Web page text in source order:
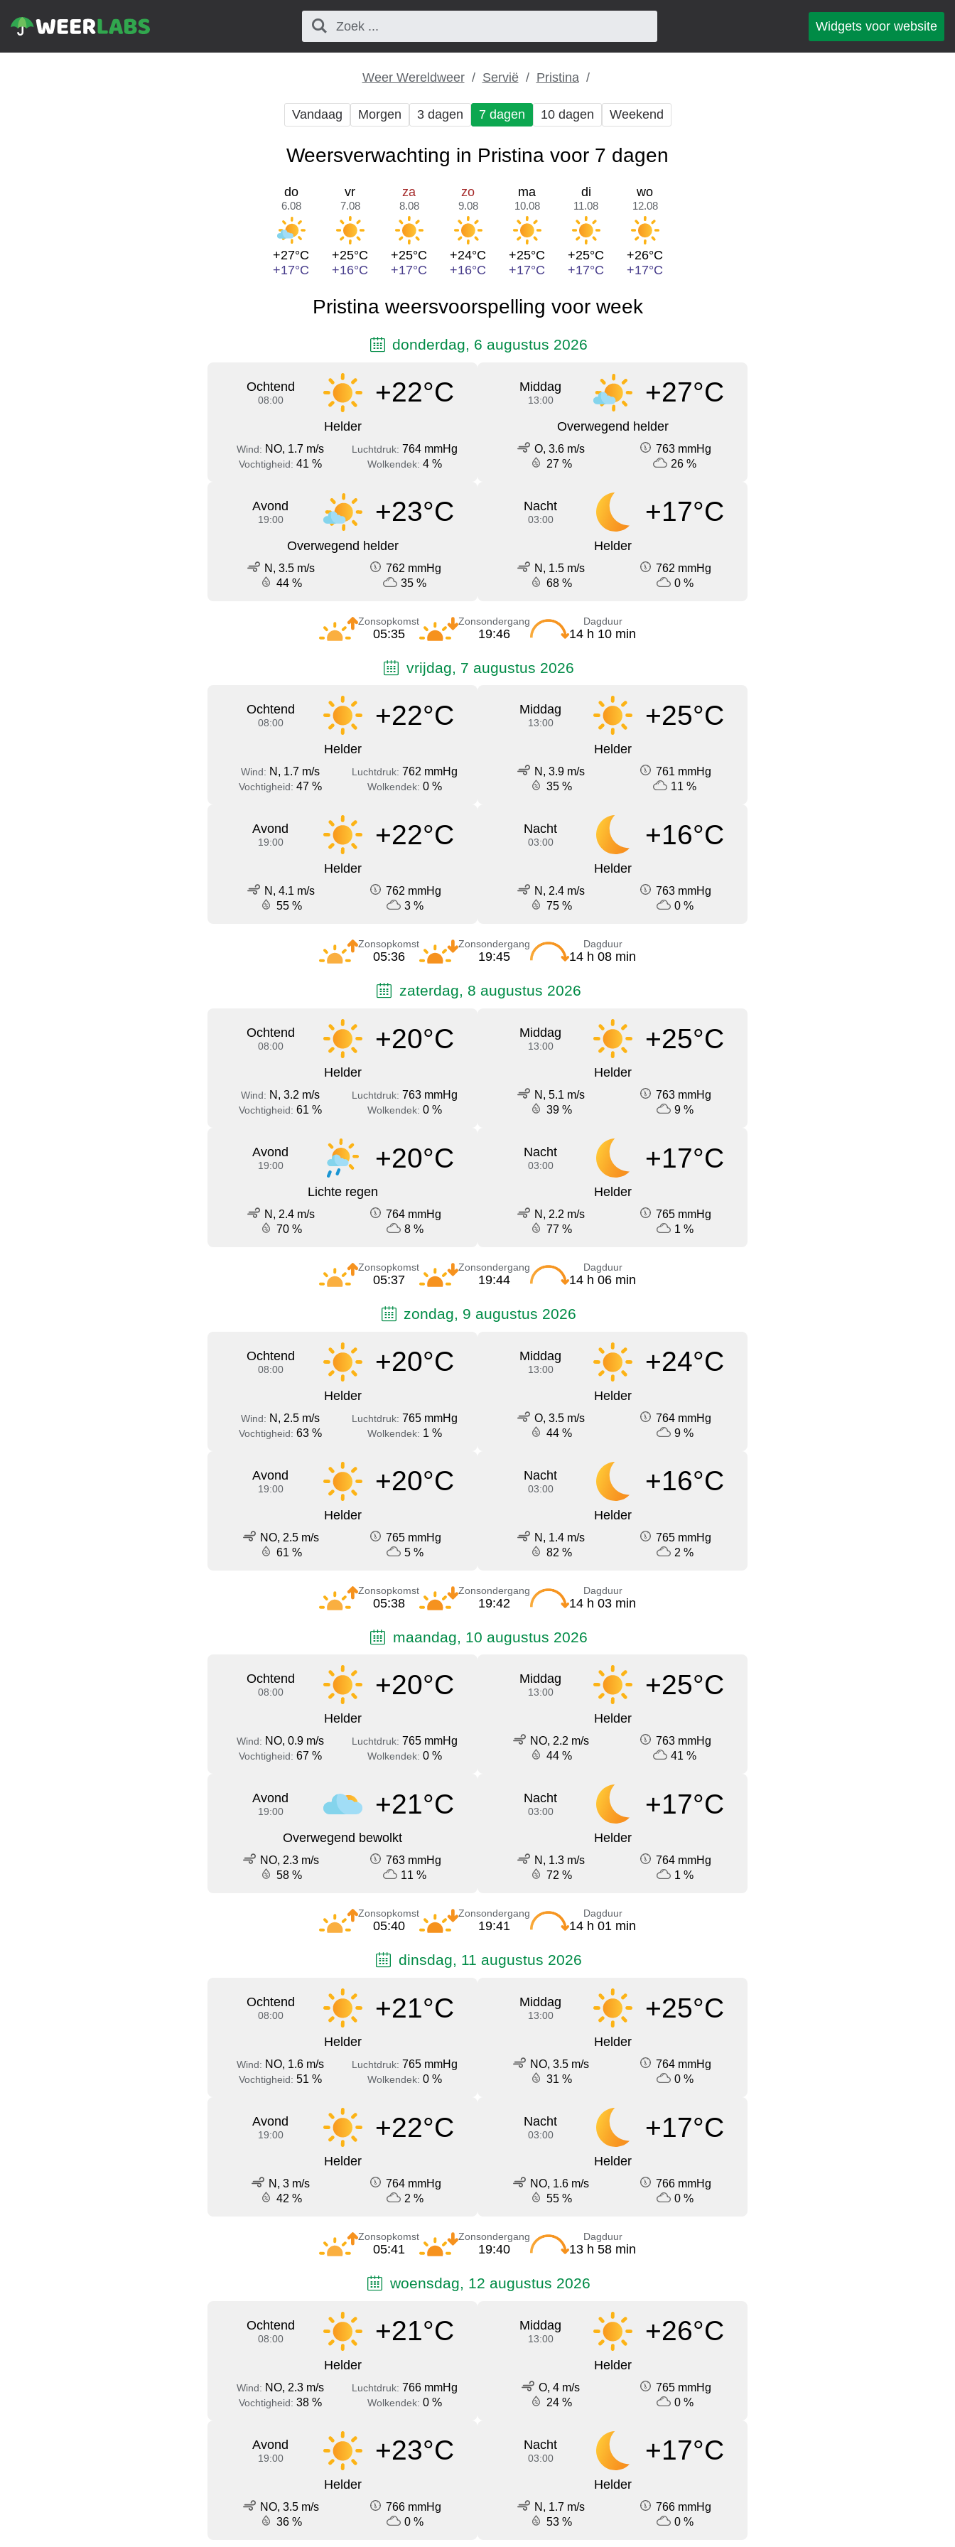
Widgets voor website
Weer Wereldweer Servië Pristina
Vandaag Morgen 3 dagen 7 dagen 10 dagen Weekend
Weersverwachting in Pristina voor 7 dagen
do
6.08
+27°C
+17°C
vr
7.08
+25°C
+16°C
za
8.08
+25°C
+17°C
zo
9.08
+24°C
+16°C
ma
10.08
+25°C
+17°C
di
11.08
+25°C
+17°C
wo
12.08
+26°C
+17°C
Pristina weersvoorspelling voor week
donderdag, 6 augustus 2026
Ochtend
08:00 +22°C
Helder
Wind: NO, 1.7 m/s Luchtdruk: 764 mmHg
Vochtigheid: 41 % Wolkendek: 4 %
Middag
13:00 +27°C
Overwegend helder
O, 3.6 m/s
763 mmHg
27 %
26 %
Avond
19:00 +23°C
Overwegend helder
N, 3.5 m/s
762 mmHg
44 %
35 %
Nacht
03:00 +17°C
Helder
N, 1.5 m/s
762 mmHg
68 %
0 %
Zonsopkomst
05:35
Zonsondergang
19:46
Dagduur
14 h 10 min
vrijdag, 7 augustus 2026
Ochtend
08:00 +22°C
Helder
Wind: N, 1.7 m/s Luchtdruk: 762 mmHg
Vochtigheid: 47 % Wolkendek: 0 %
Middag
13:00 +25°C
Helder
N, 3.9 m/s
761 mmHg
35 %
11 %
Avond
19:00 +22°C
Helder
N, 4.1 m/s
762 mmHg
55 %
3 %
Nacht
03:00 +16°C
Helder
N, 2.4 m/s
763 mmHg
75 %
0 %
Zonsopkomst
05:36
Zonsondergang
19:45
Dagduur
14 h 08 min
zaterdag, 8 augustus 2026
Ochtend
08:00 +20°C
Helder
Wind: N, 3.2 m/s Luchtdruk: 763 mmHg
Vochtigheid: 61 % Wolkendek: 0 %
Middag
13:00 +25°C
Helder
N, 5.1 m/s
763 mmHg
39 %
9 %
Avond
19:00 +20°C
Lichte regen
N, 2.4 m/s
764 mmHg
70 %
8 %
Nacht
03:00 +17°C
Helder
N, 2.2 m/s
765 mmHg
77 %
1 %
Zonsopkomst
05:37
Zonsondergang
19:44
Dagduur
14 h 06 min
zondag, 9 augustus 2026
Ochtend
08:00 +20°C
Helder
Wind: N, 2.5 m/s Luchtdruk: 765 mmHg
Vochtigheid: 63 % Wolkendek: 1 %
Middag
13:00 +24°C
Helder
O, 3.5 m/s
764 mmHg
44 %
9 %
Avond
19:00 +20°C
Helder
NO, 2.5 m/s
765 mmHg
61 %
5 %
Nacht
03:00 +16°C
Helder
N, 1.4 m/s
765 mmHg
82 %
2 %
Zonsopkomst
05:38
Zonsondergang
19:42
Dagduur
14 h 03 min
maandag, 10 augustus 2026
Ochtend
08:00 +20°C
Helder
Wind: NO, 0.9 m/s Luchtdruk: 765 mmHg
Vochtigheid: 67 % Wolkendek: 0 %
Middag
13:00 +25°C
Helder
NO, 2.2 m/s
763 mmHg
44 %
41 %
Avond
19:00 +21°C
Overwegend bewolkt
NO, 2.3 m/s
763 mmHg
58 %
11 %
Nacht
03:00 +17°C
Helder
N, 1.3 m/s
764 mmHg
72 %
1 %
Zonsopkomst
05:40
Zonsondergang
19:41
Dagduur
14 h 01 min
dinsdag, 11 augustus 2026
Ochtend
08:00 +21°C
Helder
Wind: NO, 1.6 m/s Luchtdruk: 765 mmHg
Vochtigheid: 51 % Wolkendek: 0 %
Middag
13:00 +25°C
Helder
NO, 3.5 m/s
764 mmHg
31 %
0 %
Avond
19:00 +22°C
Helder
N, 3 m/s
764 mmHg
42 %
2 %
Nacht
03:00 +17°C
Helder
NO, 1.6 m/s
766 mmHg
55 %
0 %
Zonsopkomst
05:41
Zonsondergang
19:40
Dagduur
13 h 58 min
woensdag, 12 augustus 2026
Ochtend
08:00 +21°C
Helder
Wind: NO, 2.3 m/s Luchtdruk: 766 mmHg
Vochtigheid: 38 % Wolkendek: 0 %
Middag
13:00 +26°C
Helder
O, 4 m/s
765 mmHg
24 %
0 %
Avond
19:00 +23°C
Helder
NO, 3.5 m/s
766 mmHg
36 %
0 %
Nacht
03:00 +17°C
Helder
N, 1.7 m/s
766 mmHg
53 %
0 %